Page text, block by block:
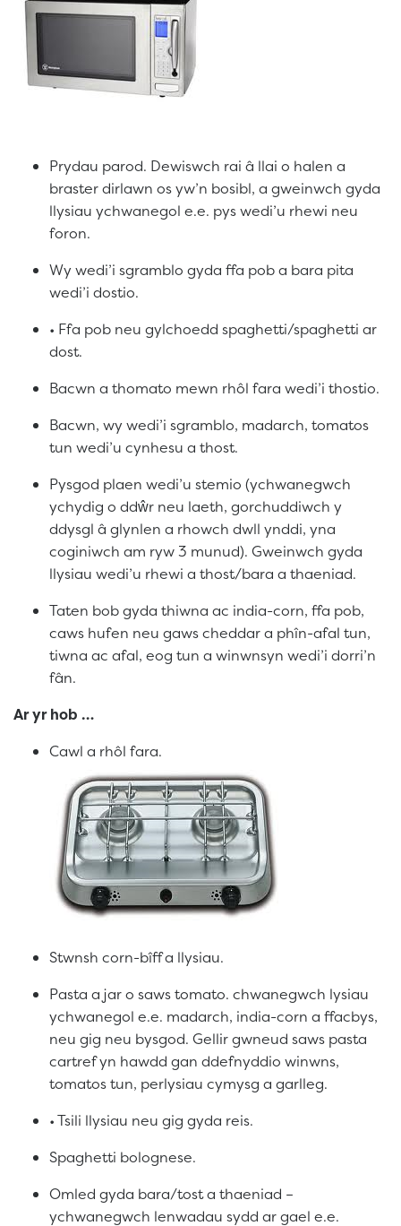
Prydau parod. Dewiswch rai â llai o halen a
braster dirlawn os yw’n bosibl, a gweinwch gyda
llysiau ychwanegol e.e. pys wedi’u rhewi neu
foron.
Wy wedi’i sgramblo gyda ffa pob a bara pita
wedi’i dostio.
• Ffa pob neu gylchoedd spaghetti/spaghetti ar
dost.
Bacwn a thomato mewn rhôl fara wedi’i thostio.
Bacwn, wy wedi’i sgramblo, madarch, tomatos
tun wedi’u cynhesu a thost.
Pysgod plaen wedi’u stemio (ychwanegwch
ychydig o ddŵr neu laeth, gorchuddiwch y
ddysgl â glynlen a rhowch dwll ynddi, yna
coginiwch am ryw 3 munud). Gweinwch gyda
llysiau wedi’u rhewi a thost/bara a thaeniad.
Taten bob gyda thiwna ac india-corn, ffa pob,
caws hufen neu gaws cheddar a phîn-afal tun,
tiwna ac afal, eog tun a winwnsyn wedi’i dorri’n
fân.
Ar yr hob …
Cawl a rhôl fara.
Stwnsh corn-bîff a llysiau.
Pasta a jar o saws tomato. chwanegwch lysiau
ychwanegol e.e. madarch, india-corn a ffacbys,
neu gig neu bysgod. Gellir gwneud saws pasta
cartref yn hawdd gan ddefnyddio winwns,
tomatos tun, perlysiau cymysg a garlleg.
• Tsili llysiau neu gig gyda reis.
Spaghetti bolognese.
Omled gyda bara/tost a thaeniad –
ychwanegwch lenwadau sydd ar gael e.e.